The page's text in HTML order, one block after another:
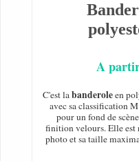
A
C'est labanderoleen
avec sa classification
pour un fond de
finition velours. Elle est
photo et sa taille